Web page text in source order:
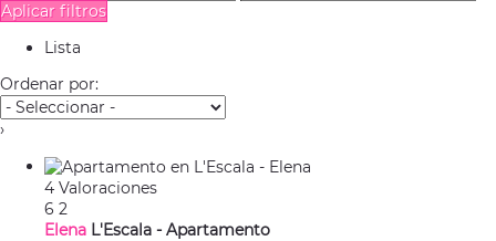
Aplicar filtros
Lista
Ordenar por:
›
4 Valoraciones
6 2
Elena L'Escala - Apartamento